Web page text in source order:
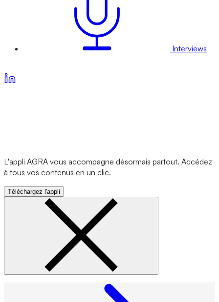
Interviews
L'appli AGRA vous accompagne désormais partout. Accédez
à tous vos contenus en un clic.
Téléchargez l'appli